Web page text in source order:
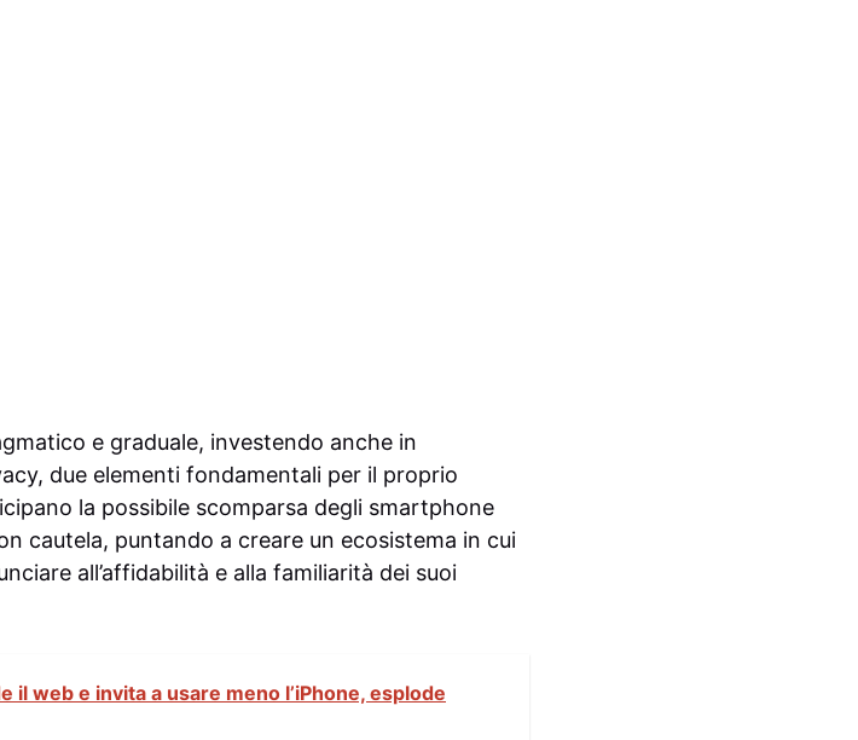
e graduale, investendo anche in
due elementi fondamentali per il proprio
la possibile scomparsa degli smartphone
cautela, puntando a creare un ecosistema in cui
all’affidabilità e alla familiarità dei suoi
il web e invita a usare meno l’iPhone, esplode